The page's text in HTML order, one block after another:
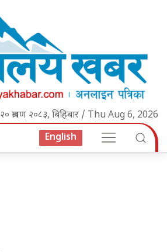
२० श्रावण २०८३, बिहिबार / Thu Aug 6, 2026
English